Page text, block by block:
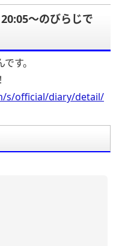
〜のびらじで
す。
s/official/diary/detail/